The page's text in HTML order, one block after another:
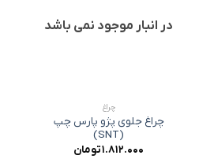
در انبار موجود نمی باشد
چراغ
چراغ جلوی پژو پارس چپ
(SNT)
1.812.000تومان